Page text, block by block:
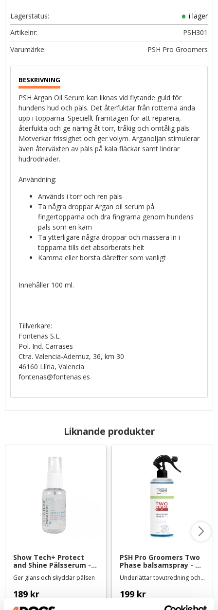
Lagerstatus
i lager
Artikelnr
PSH301
PSH Pro Groomers
PSH Argan Oil Serum kan liknas vid flytande guld för
hundens hud och päls. Det återfuktar från rötterna ända
upp i topparna. Speciellt framtagen för att reparera,
återfukta och ge näring åt torr, tråkig och omtålig päls.
Motverkar frissighet och ger volym. Arganoljan stimulerar
även återväxten av päls på kala fläckar samt lindrar
hudrodnader.
Användning:
Används i torr och ren päls
Ta några droppar Argan oil serum på
fingertopparna och dra fingrarna genom hundens
päls som en kam
Ta ytterligare några droppar och massera in i
topparna tills det absorberats helt
Kamma eller borsta därefter som vanligt
Innehåller 100 ml.
Tillverkare:
Fontenas S.L.
Pol. Ind. Carrases
Ctra. Valencia-Ademuz, 36, km 30
46160 Llíria, Valencia
fontenas@fontenas.es
Liknande produkter
Show Tech+ Protect
and Shine Pälsserum -
50 ml
Ger glans och skyddar pälsen
189 kr
PSH Pro Groomers Two
Phase balsamspray -
500 ml
Underlättar tovutredning och återfuktar pälsen
199 kr